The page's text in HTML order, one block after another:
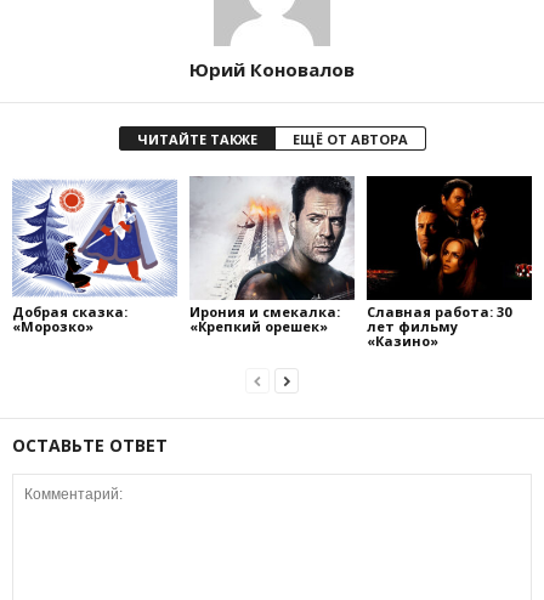
Юрий Коновалов
ЧИТАЙТЕ ТАКЖЕ ЕЩЁ ОТ АВТОРА
Добрая сказка:
«Морозко»
Ирония и смекалка:
«Крепкий орешек»
Славная работа: 30
лет фильму
«Казино»
ОСТАВЬТЕ ОТВЕТ